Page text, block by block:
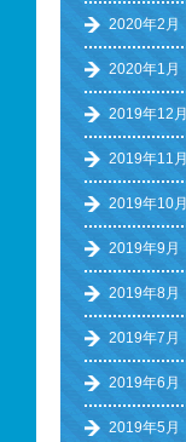
2020年2月
2020年1月
2019年12月
2019年11月
2019年10月
2019年9月
2019年8月
2019年7月
2019年6月
2019年5月